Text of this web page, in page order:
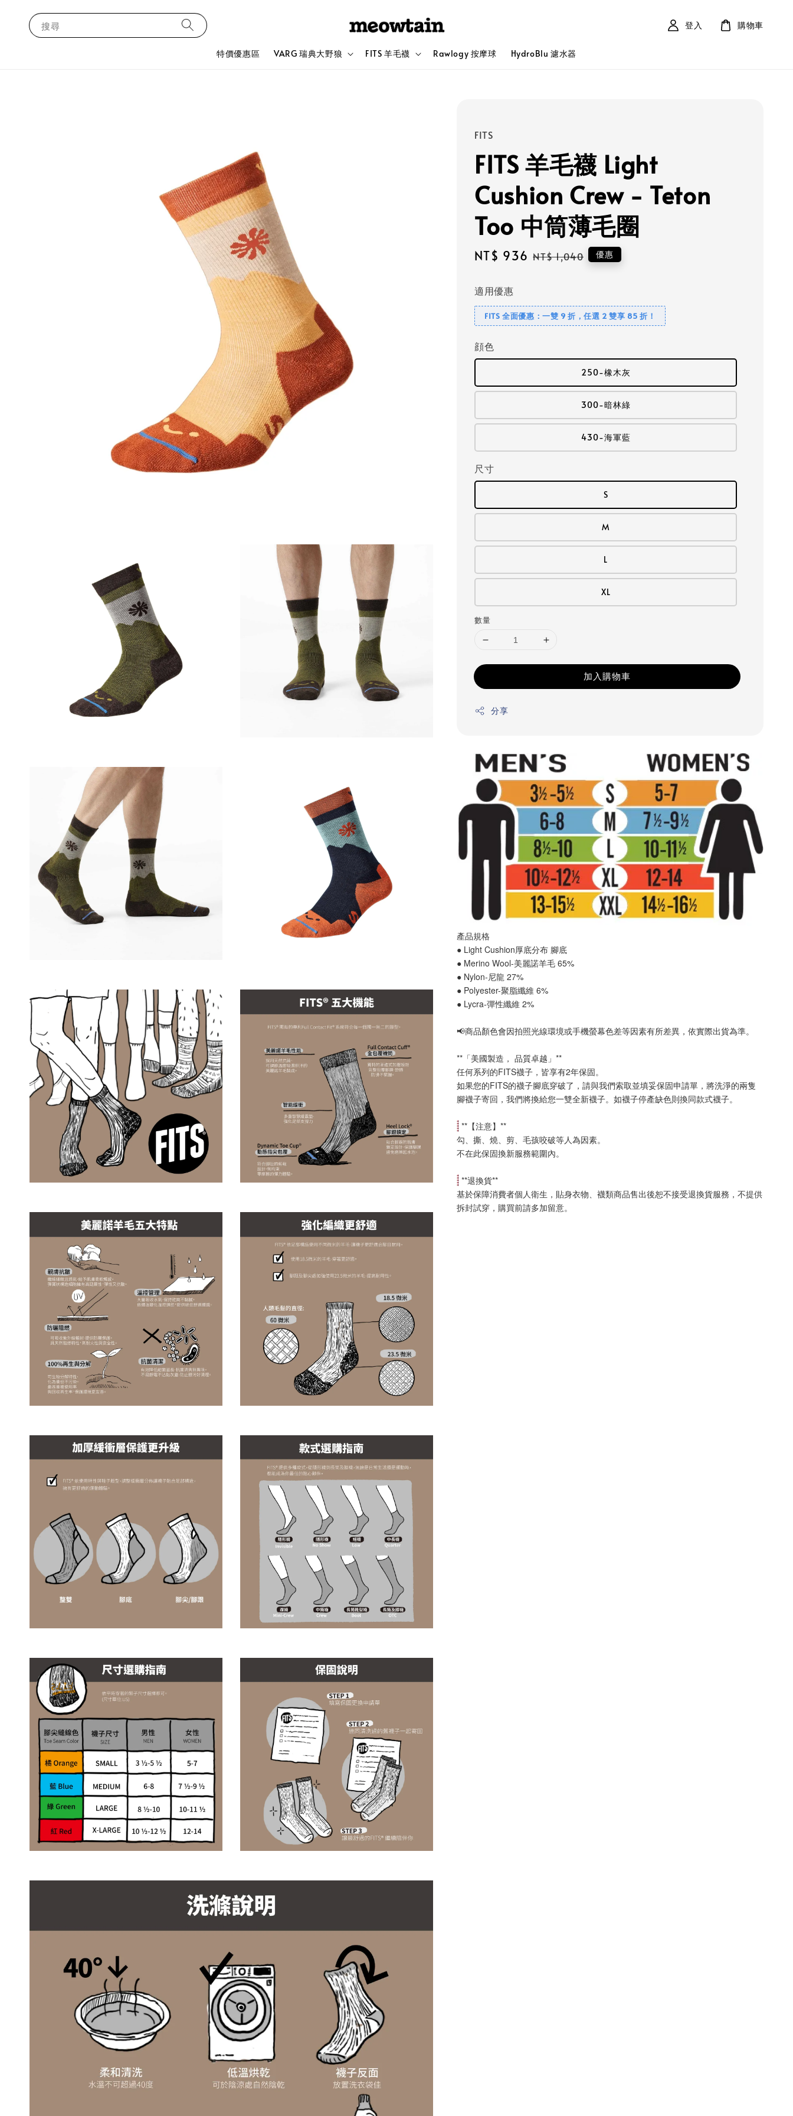
搜尋
特價優惠區 VARG 瑞典大野狼 FITS 羊毛襪 Rawlogy 按摩球 HydroBlu 濾水器
登入 購物車
FITS
FITS 羊毛襪 Light
Cushion Crew - Teton
Too 中筒薄毛圈
Sale
NT$ 936 Regular
NT$ 1,040 優惠
適用優惠
FITS 全面優惠：一雙 9 折，任選 2 雙享 85 折！
顔色
250-橡木灰
300-暗林綠
430-海軍藍
尺寸
S
M
L
XL
數量
加入購物車
分享
產品規格
● Light Cushion厚底分布 腳底
● Merino Wool-美麗諾羊毛 65%
● Nylon-尼龍 27%
● Polyester-聚脂纖維 6%
● Lycra-彈性纖維 2%
📢商品顏色會因拍照光線環境或手機螢幕色差等因素有所差異，依實際出貨為準。
**「美國製造， 品質卓越」**
任何系列的FITS襪子，皆享有2年保固。
如果您的FITS的襪子腳底穿破了，請與我們索取並填妥保固申請單，將洗淨的兩隻
腳襪子寄回，我們將換給您一雙全新襪子。如襪子停產缺色則換同款式襪子。
**【注意】**
勾、撕、燒、剪、毛孩咬破等人為因素。
不在此保固換新服務範圍內。
**退換貨**
基於保障消費者個人衛生，貼身衣物、襪類商品售出後恕不接受退換貨服務，不提供
拆封試穿，購買前請多加留意。